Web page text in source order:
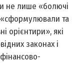
не лише «болючі
«сформулювали та
орієнтири», які
законах і